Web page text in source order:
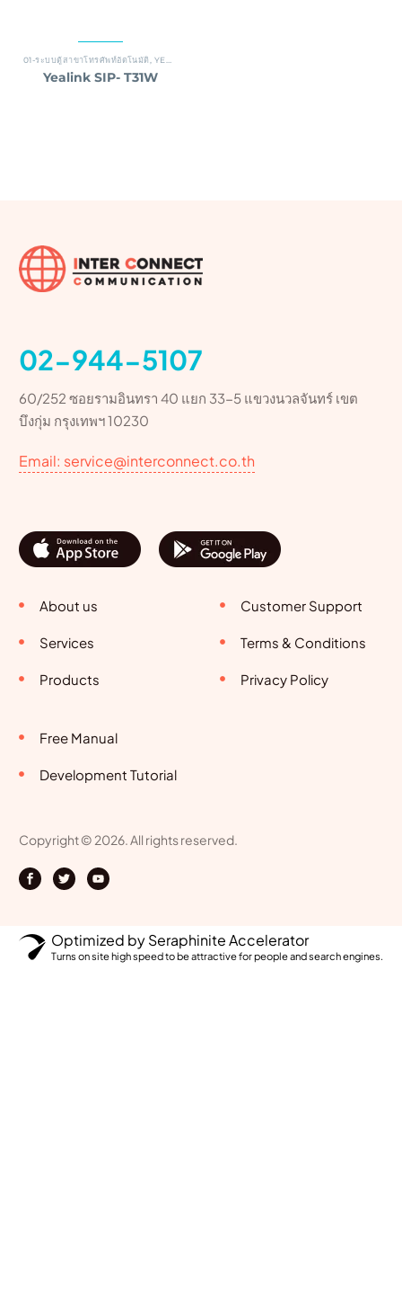
01-ระบบตู้สาขาโทรศัพท์อัตโนมัติ YEALINK
Yealink SIP- T31W
02-944-5107
60/252 ซอยรามอินทรา 40 แยก 33-5 แขวงนวลจันทร์ เขต
บึงกุ่ม กรุงเทพฯ 10230
Email: service@interconnect.co.th
About us
Services
Products
Customer Support
Terms & Conditions
Privacy Policy
Free Manual
Development Tutorial
Copyright © 2026. All rights reserved.
Optimized by Seraphinite Accelerator
Turns on site high speed to be attractive for people and search engines.